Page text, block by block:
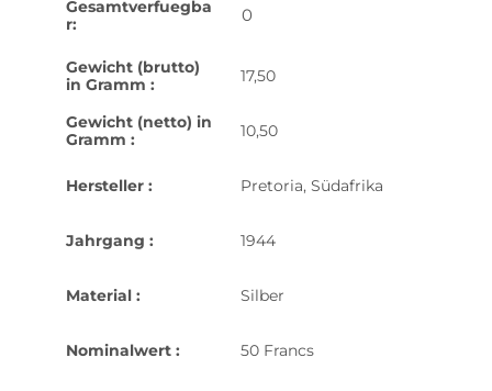
Gesamtverfuegba
r:
0
Gewicht (brutto)
in Gramm :
17,50
Gewicht (netto) in
Gramm :
10,50
Hersteller : Pretoria, Südafrika
Jahrgang : 1944
Material : Silber
Nominalwert : 50 Francs